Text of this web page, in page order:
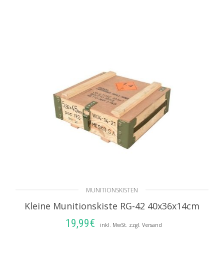
MUNITIONSKISTEN
Kleine Munitionskiste RG-42 40x36x14cm
19,99€ inkl. MwSt. zzgl. Versand